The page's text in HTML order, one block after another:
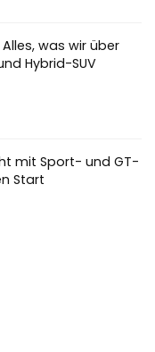
was wir über
Hybrid-SUV
mit Sport- und GT-
Start